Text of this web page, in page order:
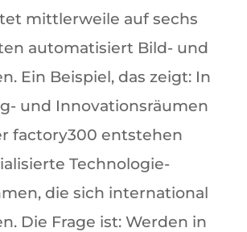
mittlerweile auf sechs
automatisiert Bild- und
Ein Beispiel, das zeigt: In
und Innovationsräumen
factory300 entstehen
Technologie-
die sich international
Die Frage ist: Werden in